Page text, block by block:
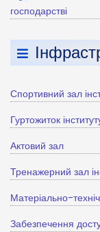
господарстві
Спортивний зал
Гуртожиток
Актовий зал
Тренажерний зал
Матеріально-
Забезпечення